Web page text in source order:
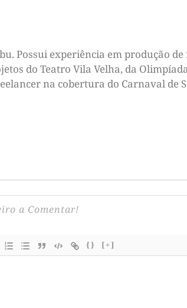
Possui experiência em produção
do Teatro Vila Velha, da
na cobertura do Carnaval de
{} [+]